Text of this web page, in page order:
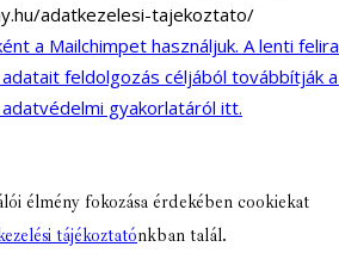
adatkezelesi-tajekoztato/
a Mailchimpet használjuk. A lenti
feldolgozás céljából továbbítják
gyakorlatáról itt.
élmény fokozása érdekében cookiekat
tájékoztatónkban talál.